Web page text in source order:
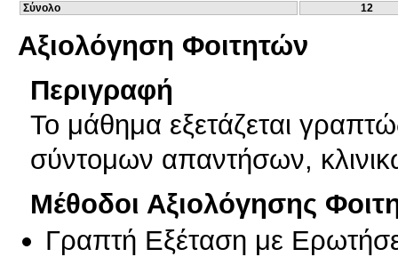
Σύνολο
12
Αξιολόγηση Φοιτητών
Περιγραφή
Το μάθημα εξετάζεται
σύντομων απαντήσων,
Μέθοδοι Αξιολόγησης
Γραπτή Εξέταση με